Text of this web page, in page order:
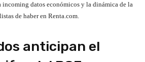
incoming datos económicos y la dinámica de la
de haber en Renta.com.
anticipan el